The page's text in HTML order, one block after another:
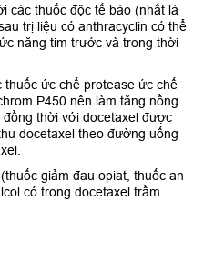
các thuốc độc tế bào (nhất là
trị liệu có anthracyclin có thể
năng tim trước và trong thời
thuốc ức chế protease ức chế
P450 nên làm tăng nồng
thời với docetaxel được
docetaxel theo đường uống
giảm đau opiat, thuốc an
có trong docetaxel trầm